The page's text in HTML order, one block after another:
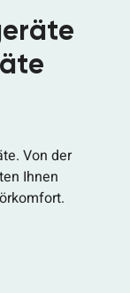
Von der
Ihnen